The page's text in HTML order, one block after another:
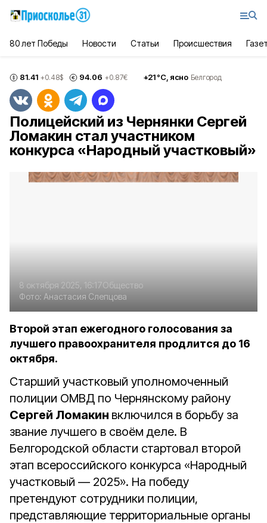
80 лет Победы Новости Статьи Происшествия
81.41 +0.48$ 94.06 +0.87€ +21°С, ясно Белгород
Полицейский из Чернянки Сергей
Ломакин стал участником
конкурса «Народный участковый»
8 октября 2025, 16:17Общество
Фото: Анастасия Слепцова
Второй этап ежегодного голосования за
лучшего правоохранителя продлится до 16
октября.
Старший участковый уполномоченный
полиции ОМВД по Чернянскому району
Сергей Ломакин включился в борьбу за
звание лучшего в своём деле. В
Белгородской области стартовал второй
этап всероссийского конкурса «Народный
участковый — 2025». На победу
претендуют сотрудники полиции,
представляющие территориальные органы